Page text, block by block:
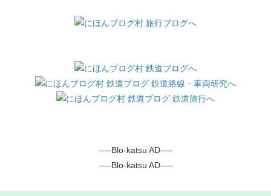
----Blo-katsu AD----
----Blo-katsu AD----